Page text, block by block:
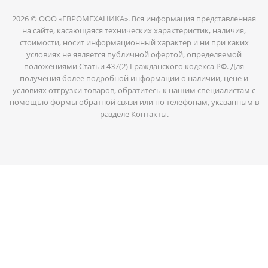
2026 © ООО «ЕВРОМЕХАНИКА». Вся информация представленная
на сайте, касающаяся технических характеристик, наличия,
стоимости, носит информационный характер и ни при каких
условиях не является публичной офертой, определяемой
положениями Статьи 437(2) Гражданского кодекса РФ. Для
получения более подробной информации о наличии, цене и
условиях отгрузки товаров, обратитесь к нашим специалистам с
помощью формы обратной связи или по телефонам, указанным в
разделе Контакты.